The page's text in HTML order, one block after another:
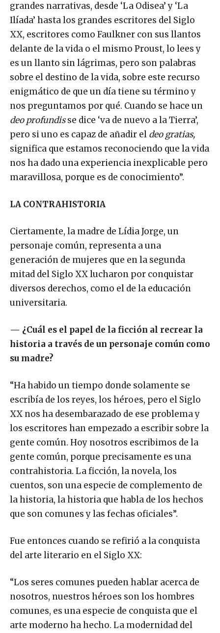
grandes narrativas, desde ‘La Odisea’ y ‘La
Ilíada’ hasta los grandes escritores del Siglo
XX, escritores como Faulkner con sus llantos
delante de la vida o el mismo Proust, lo lees y
es un llanto sin lágrimas, pero son palabras
sobre el destino de la vida, sobre este recurso
enigmático de que un día tiene su término y
nos preguntamos por qué. Cuando se hace un
deo profundisse dice ‘va de nuevo a la Tierra’,
pero si uno es capaz de añadir el deo gratias,
significa que estamos reconociendo que la vida
nos ha dado una experiencia inexplicable pero
maravillosa, porque es de conocimiento”.
LA CONTRAHISTORIA
Ciertamente, la madre de Lídia Jorge, un
personaje común, representa a una
generación de mujeres que en la segunda
mitad del Siglo XX lucharon por conquistar
diversos derechos, como el de la educación
universitaria.
— ¿Cuál es el papel de la ficción al recrear la
historia a través de un personaje común como
su madre?
“Ha habido un tiempo donde solamente se
escribía de los reyes, los héroes, pero el Siglo
XX nos ha desembarazado de ese problema y
los escritores han empezado a escribir sobre la
gente común. Hoy nosotros escribimos de la
gente común, porque precisamente es una
contrahistoria. La ficción, la novela, los
cuentos, son una especie de complemento de
la historia, la historia que habla de los hechos
que son comunes y las fechas oficiales”.
Fue entonces cuando se refirió a la conquista
del arte literario en el Siglo XX:
“Los seres comunes pueden hablar acerca de
nosotros, nuestros héroes son los hombres
comunes, es una especie de conquista que el
arte moderno ha hecho. La modernidad del